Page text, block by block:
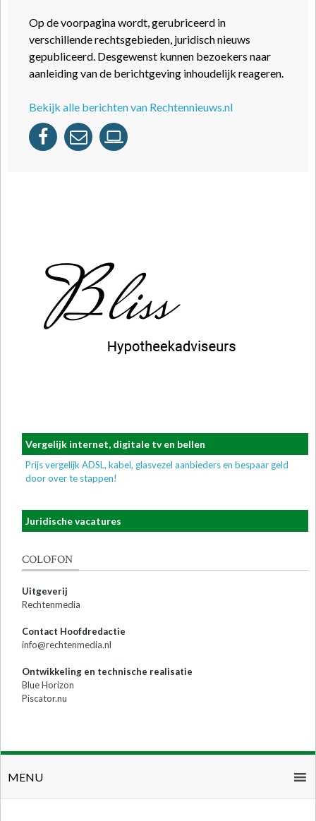
Op de voorpagina wordt, gerubriceerd in
verschillende rechtsgebieden, juridisch nieuws
gepubliceerd. Desgewenst kunnen bezoekers naar
aanleiding van de berichtgeving inhoudelijk reageren.
Bekijk alle berichten van Rechtennieuws.nl
Vergelijk internet, digitale tv en bellen
Prijs vergelijk ADSL, kabel, glasvezel aanbieders en bespaar geld
door over te stappen!
Juridische vacatures
COLOFON
Uitgeverij
Rechtenmedia
Contact Hoofdredactie
info@rechtenmedia.nl
Ontwikkeling en technische realisatie
Blue Horizon
Piscator.nu
MENU